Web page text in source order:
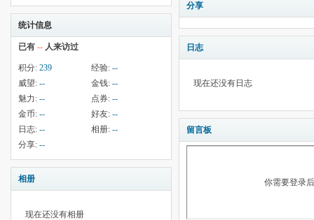
统计信息
已有 -- 人来访过
积分: 239 经验: --
威望: -- 金钱: --
魅力: -- 点券: --
金币: -- 好友: --
日志: -- 相册: --
分享: --
相册
现在还没有相册
分享
日志
现在还没有日志
留言板
你需要登录